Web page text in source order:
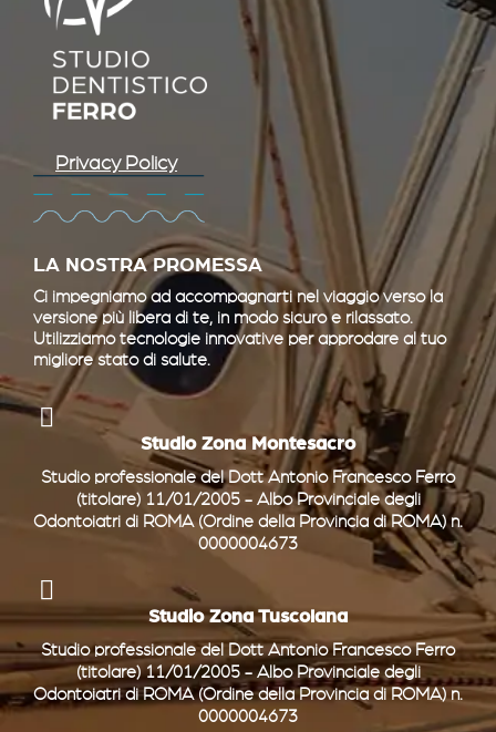
Privacy Policy
LA NOSTRA PROMESSA
Ci impegniamo ad accompagnarti nel viaggio verso la
versione più libera di te, in modo sicuro e rilassato.
Utilizziamo tecnologie innovative per approdare al tuo
migliore stato di salute.
Studio Zona Montesacro
Studio professionale del Dott Antonio Francesco Ferro
(titolare) 11/01/2005 - Albo Provinciale degli
Odontoiatri di ROMA (Ordine della Provincia di ROMA) n.
0000004673
Studio Zona Tuscolana
Studio professionale del Dott Antonio Francesco Ferro
(titolare) 11/01/2005 - Albo Provinciale degli
Odontoiatri di ROMA (Ordine della Provincia di ROMA) n.
0000004673